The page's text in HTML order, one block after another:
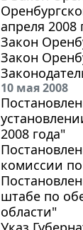
апреля 2008
Закон
Закон
10 мая 2008
2008 года"
комиссии
штабе по
области"